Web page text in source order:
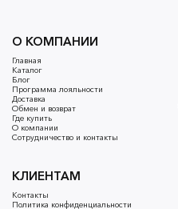
О КОМПАНИИ
Главная
Каталог
Блог
Программа лояльности
Доставка
Обмен и возврат
Где купить
О компании
Сотрудничество и контакты
КЛИЕНТАМ
Контакты
Политика конфиденциальности